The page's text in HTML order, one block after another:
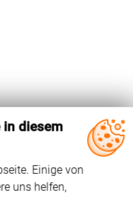
hat die
Der Falzwinkel beträgt
in diesem
Einige von
uns helfen,